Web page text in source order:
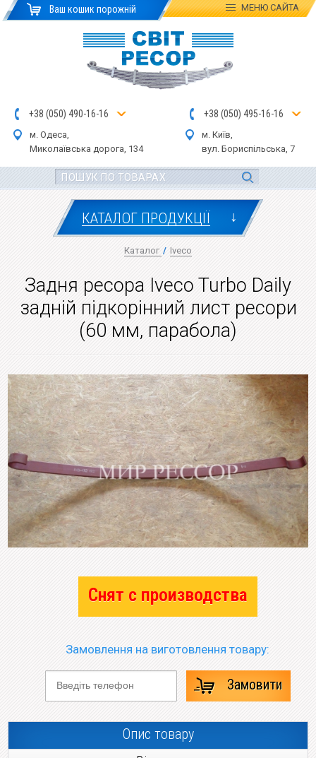
Ваш кошик порожній МЕНЮСАЙТА
+38 (050) 490-16-16
м. Одеса,
Миколаївська дорога, 134
+38 (050) 495-16-16
м. Київ,
вул. Бориспільська, 7
КАТАЛОГ ПРОДУКЦІЇ ↓
Каталог / Iveco
Задня ресора Iveco Turbo Daily
задній підкорінний лист ресори
(60 мм, парабола)
Снят с производства
Замовлення на виготовлення товару:
Замовити
Опис товару